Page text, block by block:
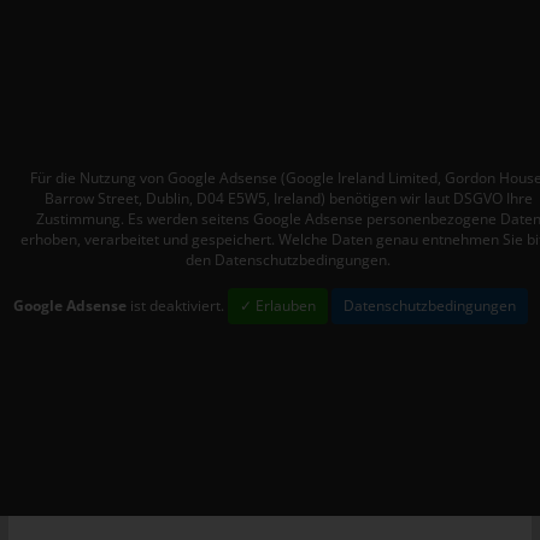
Für die Nutzung von Google Adsense (Google Ireland Limited, Gordon
Barrow Street, Dublin, D04 E5W5, Ireland) benötigen wir laut DSGVO Ihre
Zustimmung. Es werden seitens Google Adsense personenbezogene Daten
erhoben, verarbeitet und gespeichert. Welche Daten genau entnehmen Sie
den Datenschutzbedingungen.
Google Adsense ist deaktiviert. ✓ Erlauben Datenschutzbedingungen
bestimmten Fall in informierter Weise und unmissverständlich
abgegebene Willensbekundung in Form einer Erklärung oder
einer sonstigen eindeutigen bestätigenden Handlung, mit der
die betroffene Person zu verstehen gibt, dass sie mit der
einverstanden ist.